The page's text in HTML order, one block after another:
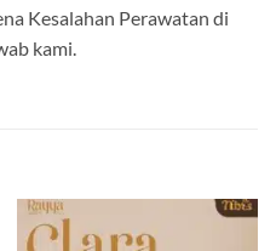
Kesalahan Perawatan di
kami.